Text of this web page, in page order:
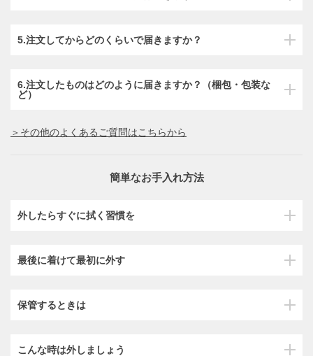
5.注文してからどのくらいで届きますか？
6.注文したものはどのように届きますか？（梱包・包装な
ど）
＞その他のよくあるご質問はこちらから
簡単なお手入れ方法
外したらすぐに拭く習慣を
最後に着けて最初に外す
保管するときは
こんな時は外しましょう